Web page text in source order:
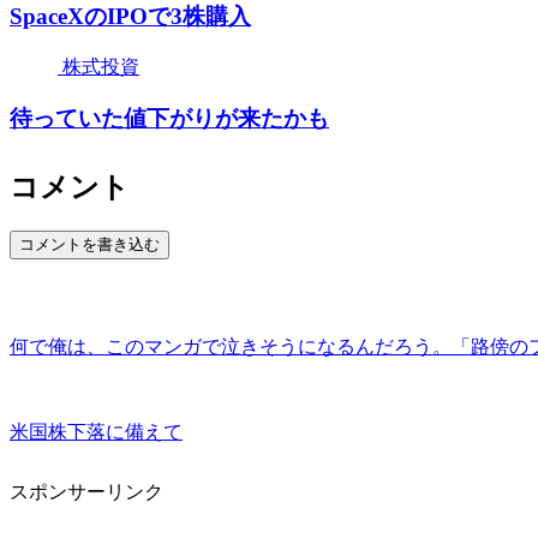
SpaceXのIPOで3株購入
株式投資
待っていた値下がりが来たかも
コメント
コメントを書き込む
何で俺は、このマンガで泣きそうになるんだろう。「路傍の
米国株下落に備えて
スポンサーリンク